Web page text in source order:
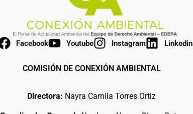
Facebook Youtube Instagram Linkedin
COMISIÓN DE CONEXIÓN AMBIENTAL
Directora: Nayra Camila Torres Ortiz